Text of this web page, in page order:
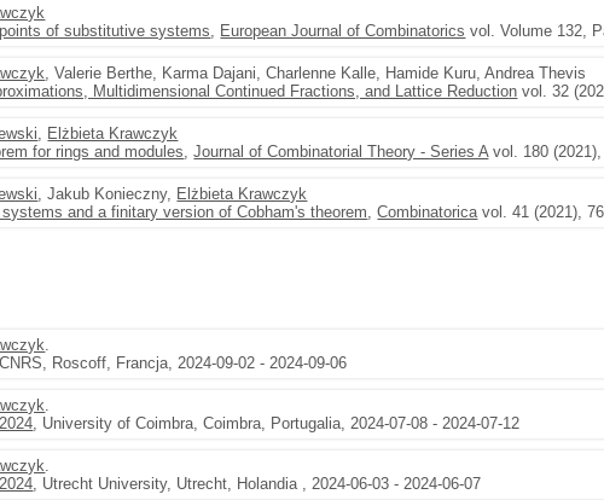
of substitutive systems, European Journal of Combinatorics vol. Volume 132,
, Valerie Berthe, Karma Dajani, Charlenne Kalle, Hamide Kuru, Andrea Thevis
Multidimensional Continued Fractions, and Lattice Reduction vol. 32
, Elżbieta Krawczyk
for rings and modules,Journal of Combinatorial Theory - Series Avol. 180 (2021),
, Jakub Konieczny, Elżbieta Krawczyk
and a finitary version of Cobham's theorem,Combinatoricavol. 41 (2021),
.
Roscoff, Francja, 2024-09-02 - 2024-09-06
.
, University of Coimbra, Coimbra, Portugalia, 2024-07-08 - 2024-07-12
.
, Utrecht University, Utrecht, Holandia , 2024-06-03 - 2024-06-07